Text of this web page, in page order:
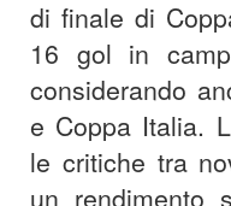
di finale di
16 gol in
considerando
e Coppa Italia.
le critiche tra
un rendimento